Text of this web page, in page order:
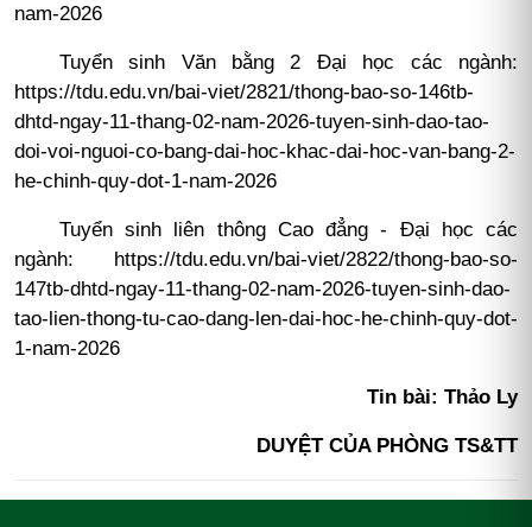
nam-2026
Tuyển sinh Văn bằng 2 Đại học các ngành:
https://tdu.edu.vn/bai-viet/2821/thong-bao-so-146tb-
dhtd-ngay-11-thang-02-nam-2026-tuyen-sinh-dao-tao-
doi-voi-nguoi-co-bang-dai-hoc-khac-dai-hoc-van-bang-2-
he-chinh-quy-dot-1-nam-2026
Tuyển sinh liên thông Cao đẳng - Đại học các
ngành: https://tdu.edu.vn/bai-viet/2822/thong-bao-so-
147tb-dhtd-ngay-11-thang-02-nam-2026-tuyen-sinh-dao-
tao-lien-thong-tu-cao-dang-len-dai-hoc-he-chinh-quy-dot-
1-nam-2026
Tin bài: Thảo Ly
DUYỆT CỦA PHÒNG TS&TT